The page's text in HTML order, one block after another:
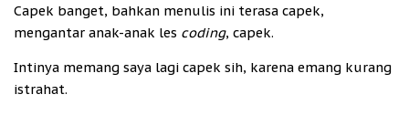
Capek banget, bahkan menulis ini terasa capek,
mengantar anak-anak les coding, capek.
Intinya memang saya lagi capek sih, karena emang kurang
istrahat.